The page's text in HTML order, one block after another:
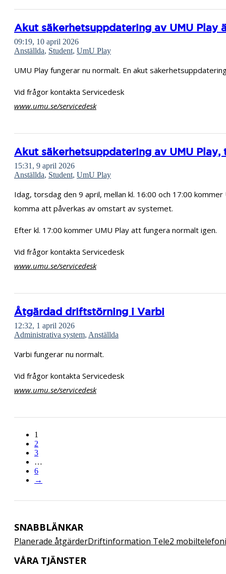
Akut säkerhetsuppdatering av UMU Play
09:19, 10 april 2026
Anställda, Student, UmU Play
UMU Play fungerar nu normalt. En akut
Vid frågor kontakta Servicedesk
www.umu.se/servicedesk
Akut säkerhetsuppdatering av UMU
15:31, 9 april 2026
Anställda, Student, UmU Play
Idag, torsdag den 9 april, mellan kl. 16:00 och 17:00
komma att påverkas av omstart av systemet.
Efter kl. 17:00 kommer UMU Play att fungera normalt igen.
Vid frågor kontakta Servicedesk
www.umu.se/servicedesk
Åtgärdad driftstörning i Varbi
12:32, 1 april 2026
Administrativa system, Anställda
Varbi fungerar nu normalt.
Vid frågor kontakta Servicedesk
www.umu.se/servicedesk
1
2
3
…
6
→
SNABBLÄNKAR
Planerade åtgärderDriftinformation Tele2 mobiltelefoni
VÅRA TJÄNSTER